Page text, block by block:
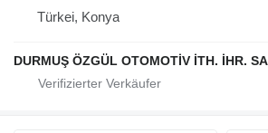
Türkei, Konya